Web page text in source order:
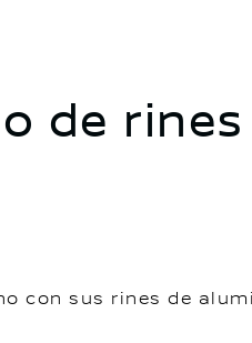
de rines
con sus rines de